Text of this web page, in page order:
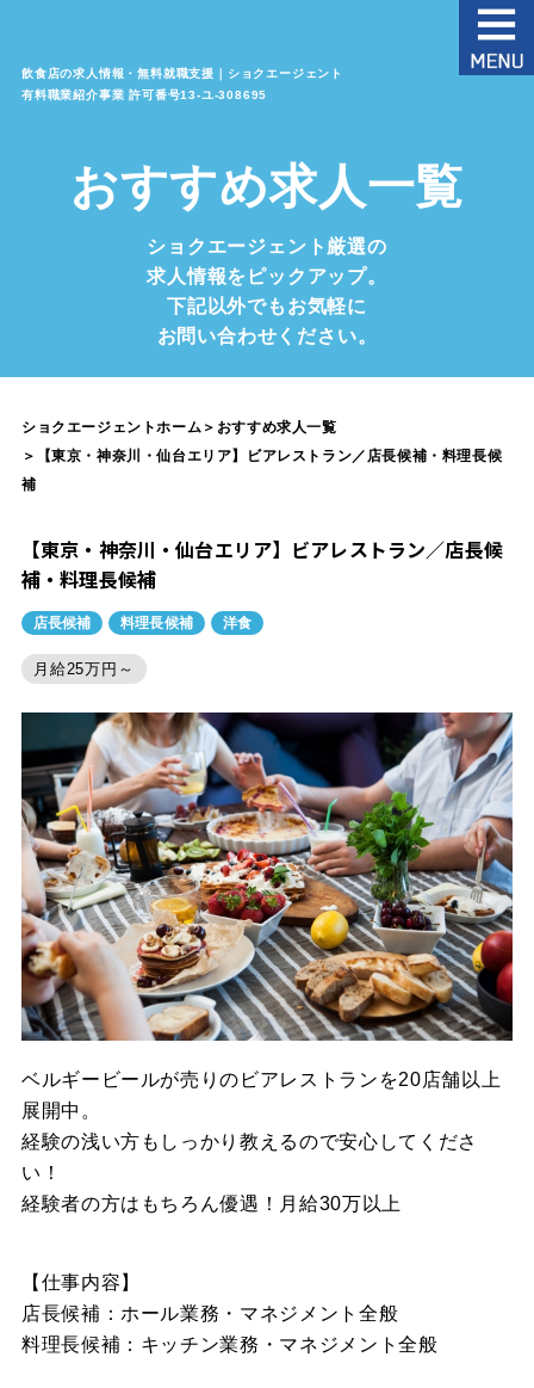
飲食店の求人情報・無料就職支援｜ショクエージェント
有料職業紹介事業 許可番号13‐ユ‐308695
おすすめ求人一覧
ショクエージェント厳選の
求人情報をピックアップ。
下記以外でもお気軽に
お問い合わせください。
ショクエージェントホーム ＞ おすすめ求人一覧
＞
【東京・神奈川・仙台エリア】ビアレストラン／店長候補・料理長候
補
【東京・神奈川・仙台エリア】ビアレストラン／店長候
補・料理長候補
店長候補 料理長候補 洋食
月給25万円～
ベルギービールが売りのビアレストランを20店舗以上
展開中。
経験の浅い方もしっかり教えるので安心してくださ
い！
経験者の方はもちろん優遇！月給30万以上
【仕事内容】
店長候補：ホール業務・マネジメント全般
料理長候補：キッチン業務・マネジメント全般